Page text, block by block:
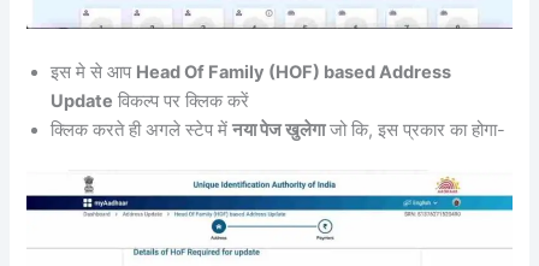
इस मे से आप Head Of Family (HOF) based Address
Update विकल्प पर क्लिक करें
क्लिक करते ही अगले स्टेप मेंनया पेज खुलेगाजो कि, इस प्रकार का होगा-